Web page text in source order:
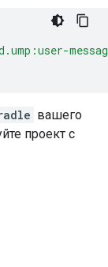
вашего
проект с